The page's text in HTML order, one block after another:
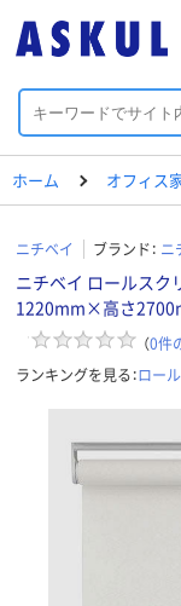
ホーム オフィス
ニチベイ ブランド： ニ
ニチベイ ロールスク
1220mm×高さ
（0件
ランキングを見る：ロー